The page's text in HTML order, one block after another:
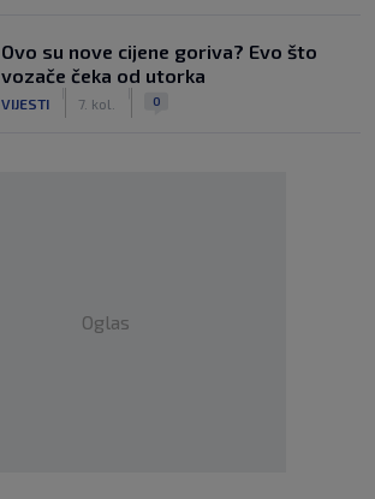
Ovo su nove cijene goriva? Evo što
vozače čeka od utorka
VIJESTI 7. kol. 0
Oglas